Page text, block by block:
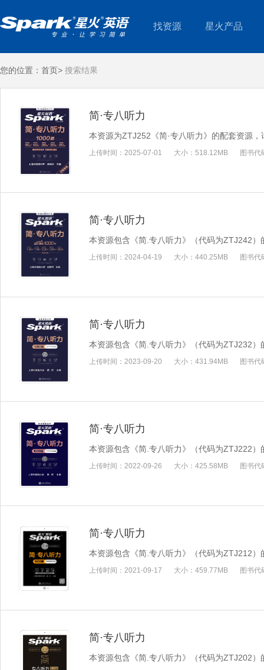
找资源 星火产品
您的位置： 首页> 搜索结果
简·专八听力
本资源为ZTJ252《简·专八听力》的配套资源
上传时间： 2025-07-01 大小： 518.12MB 图书代
简·专八听力
本资源包含《简.专八听力》（代码为ZTJ242
上传时间： 2024-04-19 大小： 440.25MB 图书代
简·专八听力
本资源包含《简.专八听力》（代码为ZTJ232
上传时间： 2023-09-20 大小： 431.94MB 图书代
简·专八听力
本资源包含《简.专八听力》（代码为ZTJ222
上传时间： 2022-09-26 大小： 425.58MB 图书代
简·专八听力
本资源包含《简.专八听力》（代码为ZTJ212
上传时间： 2021-09-17 大小： 459.77MB 图书代
简·专八听力
本资源包含《简.专八听力》（代码为ZTJ202